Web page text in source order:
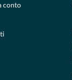
conto